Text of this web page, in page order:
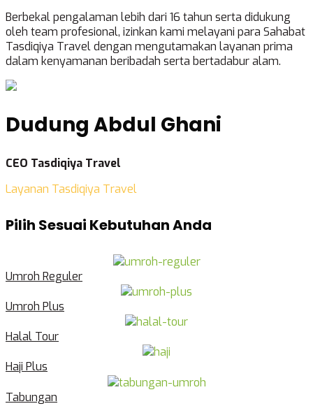
Berbekal pengalaman lebih dari 16 tahun serta didukung
oleh team profesional, izinkan kami melayani para Sahabat
Tasdiqiya Travel dengan mengutamakan layanan prima
dalam kenyamanan beribadah serta bertadabur alam.
Dudung Abdul Ghani
CEO Tasdiqiya Travel
Layanan Tasdiqiya Travel
Pilih Sesuai Kebutuhan Anda
Umroh Reguler
Umroh Plus
Halal Tour
Haji Plus
Tabungan